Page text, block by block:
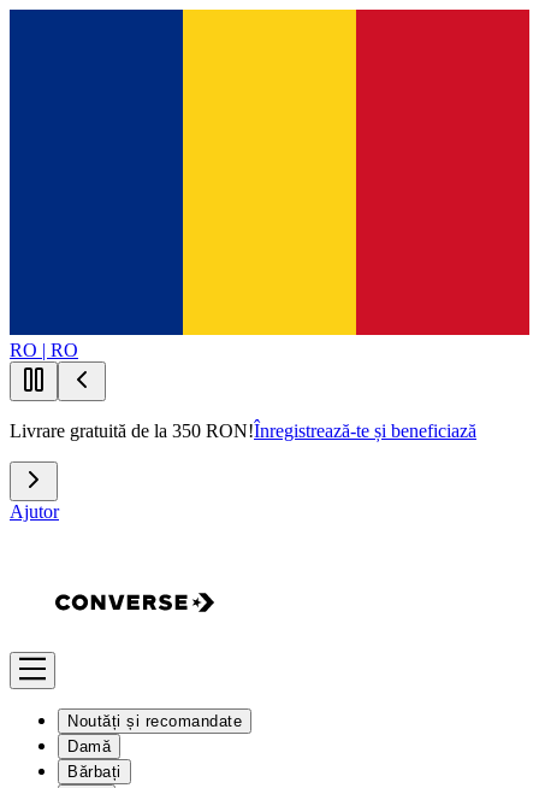
RO | RO
Livrare gratuită de la 350 RON!Înregistrează-te și beneficiază
Ajutor
Noutăți și recomandate
Damă
Bărbați